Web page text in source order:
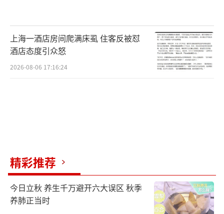
上海一酒店房间爬满床虱 住客反被怼
酒店态度引众怒
2026-08-06 17:16:24
精彩推荐
今日立秋 养生千万避开六大误区 秋季
养肺正当时